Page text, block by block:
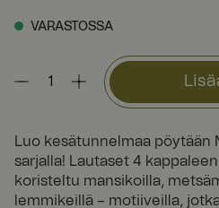
VARASTOSSA
Luo kesätunnelmaa pöytään
sarjalla! Lautaset 4
koristeltu mansikoilla,
lemmikeillä – motiiveilla,